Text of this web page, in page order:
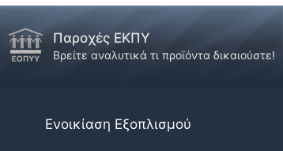
Παροχές ΕΚΠΥ
Βρείτε αναλυτικά τι προϊόντα δικαιούστε!
Ενοικίαση Εξοπλισμού